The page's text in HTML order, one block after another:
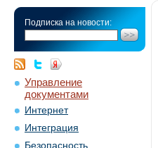
Подписка на новости:
Управление
документами
Интернет
Интеграция
Безопасность